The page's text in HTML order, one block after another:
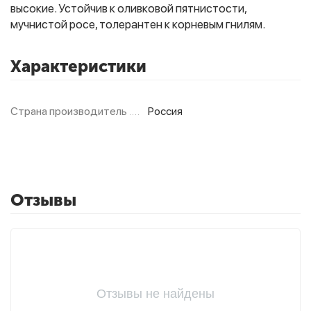
высокие. Устойчив к оливковой пятнистости,
мучнистой росе, толерантен к корневым гнилям.
Характеристики
Страна производитель Россия
Отзывы
Отзывы не найдены